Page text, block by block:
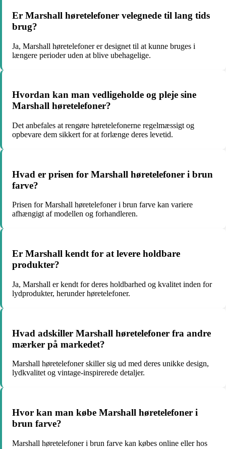
Er Marshall høretelefoner velegnede til lang tids
brug?
Ja, Marshall høretelefoner er designet til at kunne bruges i
længere perioder uden at blive ubehagelige.
Hvordan kan man vedligeholde og pleje sine
Marshall høretelefoner?
Det anbefales at rengøre høretelefonerne regelmæssigt og
opbevare dem sikkert for at forlænge deres levetid.
Hvad er prisen for Marshall høretelefoner i brun
farve?
Prisen for Marshall høretelefoner i brun farve kan variere
afhængigt af modellen og forhandleren.
Er Marshall kendt for at levere holdbare
produkter?
Ja, Marshall er kendt for deres holdbarhed og kvalitet inden for
lydprodukter, herunder høretelefoner.
Hvad adskiller Marshall høretelefoner fra andre
mærker på markedet?
Marshall høretelefoner skiller sig ud med deres unikke design,
lydkvalitet og vintage-inspirerede detaljer.
Hvor kan man købe Marshall høretelefoner i
brun farve?
Marshall høretelefoner i brun farve kan købes online eller hos